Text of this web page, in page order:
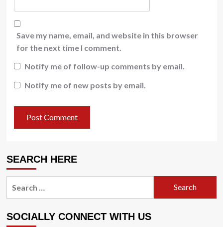
Save my name, email, and website in this browser
for the next time I comment.
Notify me of follow-up comments by email.
Notify me of new posts by email.
SEARCH HERE
SOCIALLY CONNECT WITH US